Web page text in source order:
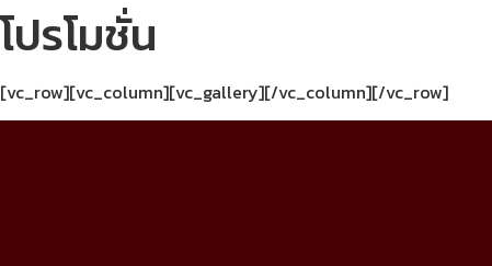
โปรโมชั่น
[vc_row][vc_column][vc_gallery][/vc_column][/vc_row]